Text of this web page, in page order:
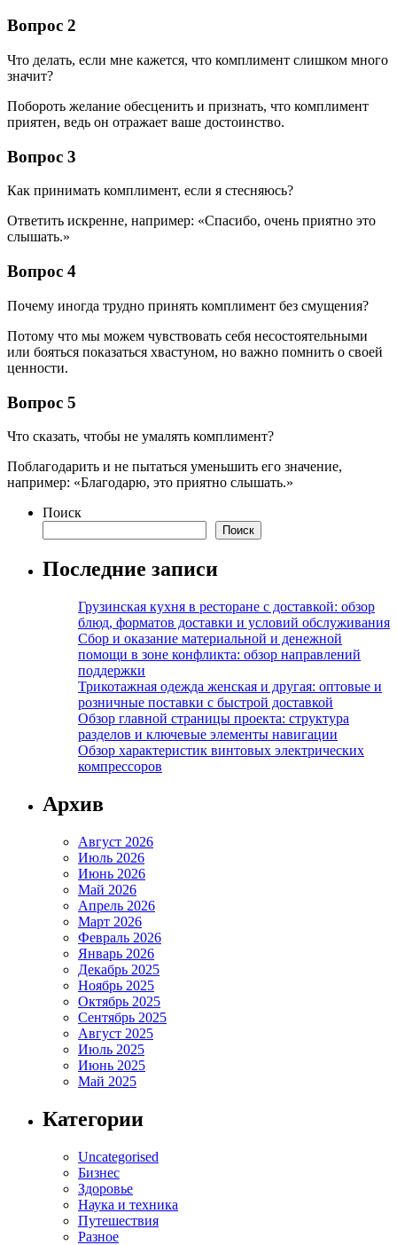
Вопрос 2
Что делать, если мне кажется, что комплимент слишком много
значит?
Побороть желание обесценить и признать, что комплимент
приятен, ведь он отражает ваше достоинство.
Вопрос 3
Как принимать комплимент, если я стесняюсь?
Ответить искренне, например: «Спасибо, очень приятно это
слышать.»
Вопрос 4
Почему иногда трудно принять комплимент без смущения?
Потому что мы можем чувствовать себя несостоятельными
или бояться показаться хвастуном, но важно помнить о своей
ценности.
Вопрос 5
Что сказать, чтобы не умалять комплимент?
Поблагодарить и не пытаться уменьшить его значение,
например: «Благодарю, это приятно слышать.»
Поиск
Поиск
Последние записи
Грузинская кухня в ресторане с доставкой: обзор
блюд, форматов доставки и условий обслуживания
Сбор и оказание материальной и денежной
помощи в зоне конфликта: обзор направлений
поддержки
Трикотажная одежда женская и другая: оптовые и
розничные поставки с быстрой доставкой
Обзор главной страницы проекта: структура
разделов и ключевые элементы навигации
Обзор характеристик винтовых электрических
компрессоров
Архив
Август 2026
Июль 2026
Июнь 2026
Май 2026
Апрель 2026
Март 2026
Февраль 2026
Январь 2026
Декабрь 2025
Ноябрь 2025
Октябрь 2025
Сентябрь 2025
Август 2025
Июль 2025
Июнь 2025
Май 2025
Категории
Uncategorised
Бизнес
Здоровье
Наука и техника
Путешествия
Разное